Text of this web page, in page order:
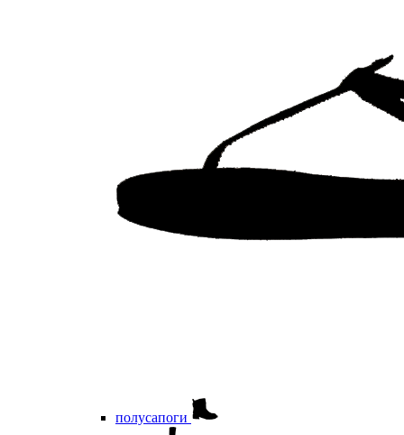
полусапоги